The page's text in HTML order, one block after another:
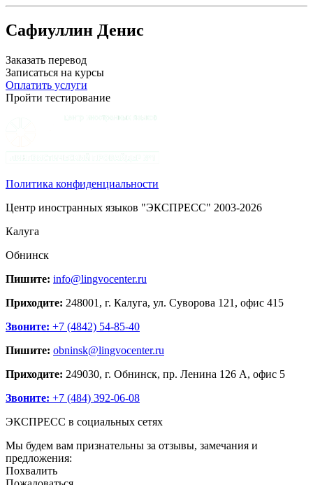
Сафиуллин Денис
Заказать перевод
Записаться на курсы
Оплатить услуги
Пройти тестирование
Политика конфиденциальности
Центр иностранных языков "ЭКСПРЕСС" 2003-2026
Калуга
Обнинск
Пишите: info@lingvocenter.ru
Приходите: 248001, г. Калуга, ул. Суворова 121, офис 415
Звоните: +7 (4842) 54-85-40
Пишите: obninsk@lingvocenter.ru
Приходите: 249030, г. Обнинск, пр. Ленина 126 А, офис 5
Звоните: +7 (484) 392-06-08
ЭКСПРЕСС в социальных сетях
Мы будем вам признательны за отзывы, замечания и
предложения:
Похвалить